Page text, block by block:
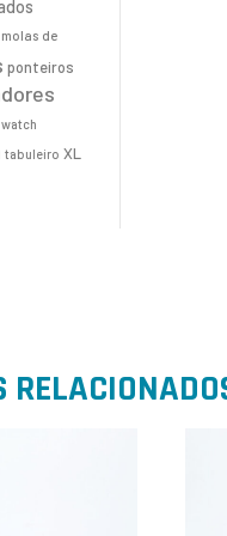
molas de
ponteiros
tabuleiro XL